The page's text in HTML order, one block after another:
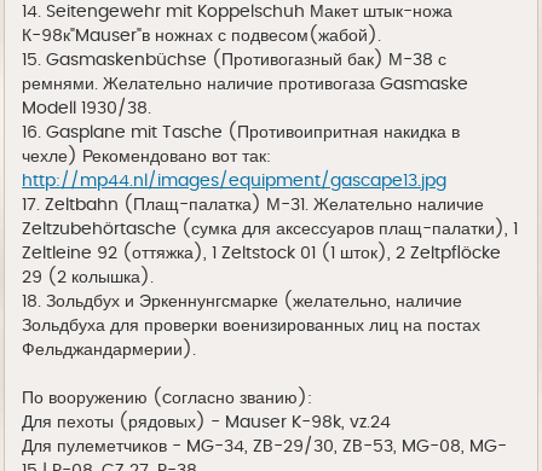
14. Seitengewehr mit Koppelschuh Макет штык-ножа
К-98к"Mauser"в ножнах с подвесом(жабой).
15. Gasmaskenbüchse (Противогазный бак) М-38 с
ремнями. Желательно наличие противогаза Gasmaske
Modell 1930/38.
16. Gasplane mit Tasche (Противоипритная накидка в
чехле) Рекомендовано вот так:
http://mp44.nl/images/equipment/gascape13.jpg
17. Zeltbahn (Плащ-палатка) М-31. Желательно наличие
Zeltzubehörtasche (сумка для аксессуаров плащ-палатки), 1
Zeltleine 92 (оттяжка), 1 Zeltstock 01 (1 шток), 2 Zeltpflöcke
29 (2 колышка).
18. Зольдбух и Эркеннунгсмарке (желательно, наличие
Зольдбуха для проверки военизированных лиц на постах
Фельджандармерии).
По вооружению (cогласно званию):
Для пехоты (рядовых) - Mauser K-98k, vz.24
Для пулеметчиков - MG-34, ZB-29/30, ZB-53, MG-08, MG-